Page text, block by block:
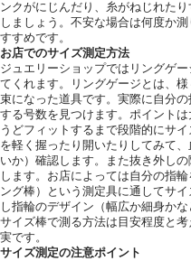
ンクがにじんだり、糸がねじれた
しましょう。不安な場合は何度か
すすめです。
お店でのサイズ測定方法
ジュエリーショップではリングゲ
てくれます。リングゲージとは、
束になった道具です。実際に自分
する号数を見つけます。ポイント
うどフィットするまで段階的にサ
を軽く握ったり開いたりしてみて
いか）確認します。また抜き外し
します。お店によっては自分の指
ング棒）という測定具に通してサ
し指輪のデザイン（幅広か細身か
サイズ棒で測る方法は目安程度と
実です。
サイズ測定の注意ポイント